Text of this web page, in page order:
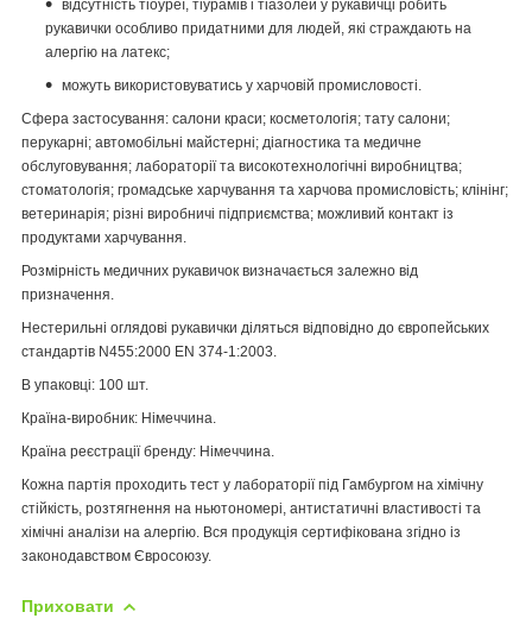
відсутність тіоуреї, тіурамів і тіазолей у рукавичці робить
рукавички особливо придатними для людей, які страждають на
алергію на латекс;
можуть використовуватись у харчовій промисловості.
Сфера застосування: салони краси; косметологія; тату салони;
перукарні; автомобільні майстерні; діагностика та медичне
обслуговування; лабораторії та високотехнологічні виробництва;
стоматологія; громадське харчування та харчова промисловість; клінінг;
ветеринарія; різні виробничі підприємства; можливий контакт із
продуктами харчування.
Розмірність медичних рукавичок визначається залежно від
призначення.
Нестерильні оглядові рукавички діляться відповідно до європейських
стандартів N455:2000 EN 374-1:2003.
В упаковці: 100 шт.
Країна-виробник: Німеччина.
Країна реєстрації бренду: Німеччина.
Кожна партія проходить тест у лабораторії під Гамбургом на хімічну
стійкість, розтягнення на ньютономері, антистатичні властивості та
хімічні аналізи на алергію. Вся продукція сертифікована згідно із
законодавством Євросоюзу.
Приховати